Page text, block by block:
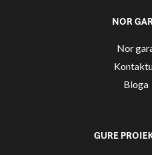
NOR
Nor
Bloga
GURE